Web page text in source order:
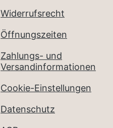
Widerrufsrecht
Öffnungszeiten
Zahlungs- und
Versandinformationen
Cookie-Einstellungen
Datenschutz